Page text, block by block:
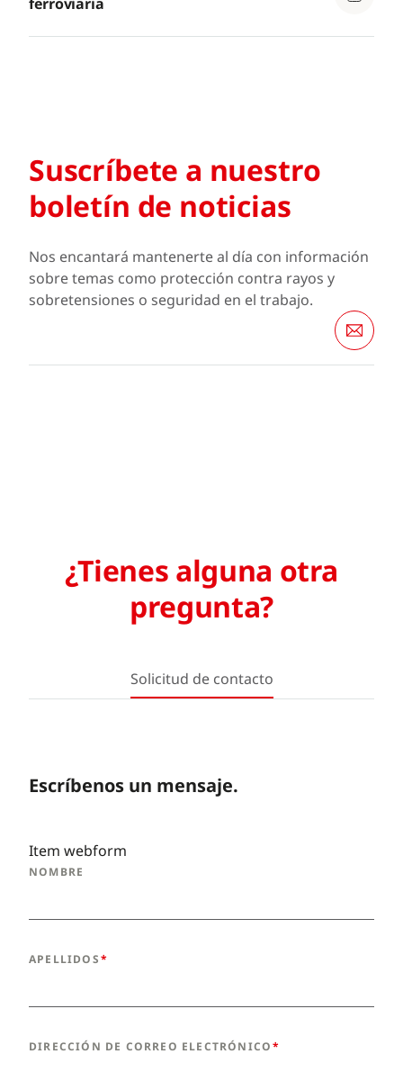
Suscríbete a nuestro
boletín de noticias
Nos encantará mantenerte al día con información
sobre temas como protección contra rayos y
sobretensiones o seguridad en el trabajo.
¿Tienes alguna otra
pregunta?
Solicitud de contacto
Escríbenos un mensaje.
Item webform
NOMBRE
APELLIDOS
DIRECCIÓN DE CORREO ELECTRÓNICO